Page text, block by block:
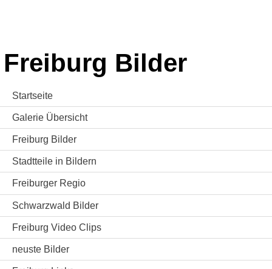
Freiburg Bilder
Startseite
Galerie Übersicht
Freiburg Bilder
Stadtteile in Bildern
Freiburger Regio
Schwarzwald Bilder
Freiburg Video Clips
neuste Bilder